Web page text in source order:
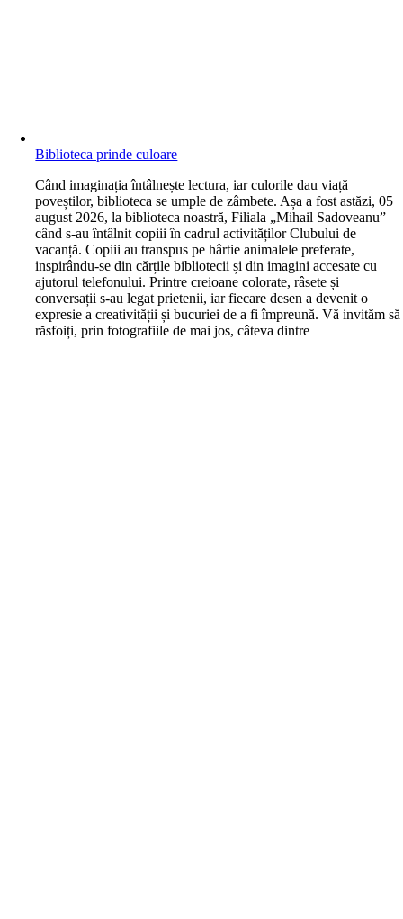
Biblioteca prinde culoare
Când imaginația întâlnește lectura, iar culorile dau viață
poveștilor, biblioteca se umple de zâmbete. Așa a fost astăzi, 05
august 2026, la biblioteca noastră, Filiala „Mihail Sadoveanu”
când s-au întâlnit copiii în cadrul activităților Clubului de
vacanță. Copiii au transpus pe hârtie animalele preferate,
inspirându-se din cărțile bibliotecii și din imagini accesate cu
ajutorul telefonului. Printre creioane colorate, râsete și
conversații s-au legat prietenii, iar fiecare desen a devenit o
expresie a creativității și bucuriei de a fi împreună. Vă invităm să
răsfoiți, prin fotografiile de mai jos, câteva dintre